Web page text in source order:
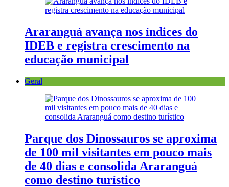
Araranguá avança nos índices do
IDEB e registra crescimento na
educação municipal
Geral
Parque dos Dinossauros se aproxima
de 100 mil visitantes em pouco mais
de 40 dias e consolida Araranguá
como destino turístico